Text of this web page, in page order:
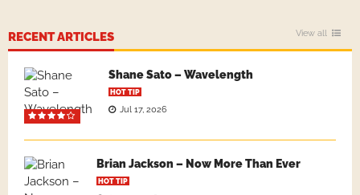
RECENT ARTICLES View all
Shane Sato – Wavelength
HOT TIP
Jul 17, 2026
Brian Jackson – Now More Than Ever
HOT TIP